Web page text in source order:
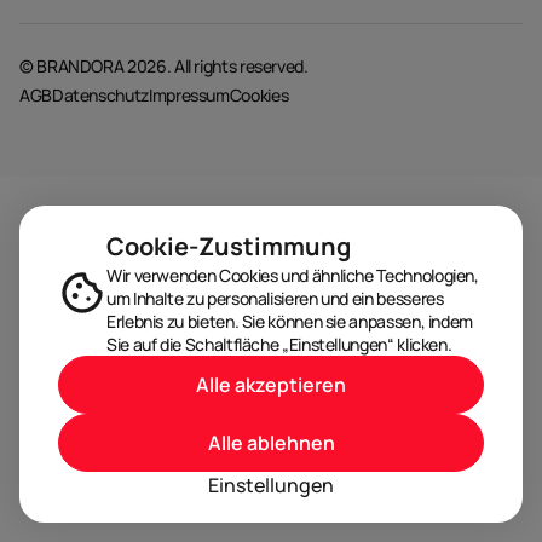
© BRANDORA 2026. All rights reserved.
AGBDatenschutzImpressumCookies
Cookie-Zustimmung
Wir verwenden Cookies und ähnliche Technologien,
um Inhalte zu personalisieren und ein besseres
Erlebnis zu bieten. Sie können sie anpassen, indem
Sie auf die Schaltfläche „Einstellungen“ klicken.
Einstellungen
Alle ablehnen
Alle akzeptieren